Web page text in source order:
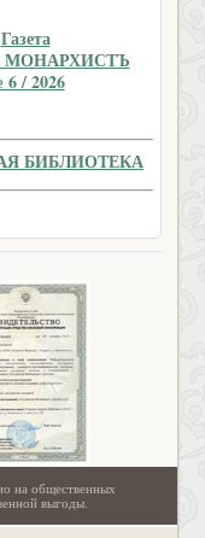
Газета
МОНАРХИСТЪ
/ 2026
БИБЛИОТЕКА
на общественных
выгоды.